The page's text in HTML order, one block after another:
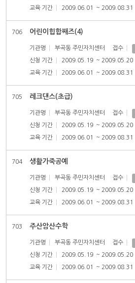
교육 기간 2009.06.01 ~ 2009.08.31
706 어린이힙합째즈(4)
기관명 부곡동 주민자치센터 접수
신청 기간 2009.05.19 ~ 2009.05.20
교육 기간 2009.06.01 ~ 2009.08.31
705 레크댄스(초급)
기관명 부곡동 주민자치센터 접수
신청 기간 2009.05.19 ~ 2009.05.20
교육 기간 2009.06.01 ~ 2009.08.31
704 생활가죽공예
기관명 부곡동 주민자치센터 접수
신청 기간 2009.05.19 ~ 2009.05.20
교육 기간 2009.06.01 ~ 2009.08.31
703 주산암산수학
기관명 부곡동 주민자치센터 접수
신청 기간 2009.05.19 ~ 2009.05.20
교육 기간 2009.06.01 ~ 2009.08.31